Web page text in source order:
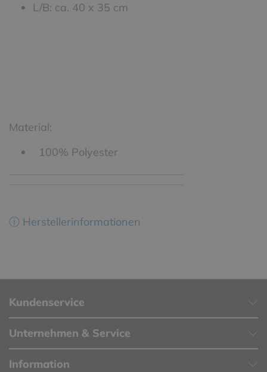
L/B: ca. 40 x 35 cm
Material:
100% Polyester
ⓘ Herstellerinformationen
Kundenservice
Unternehmen & Service
Information